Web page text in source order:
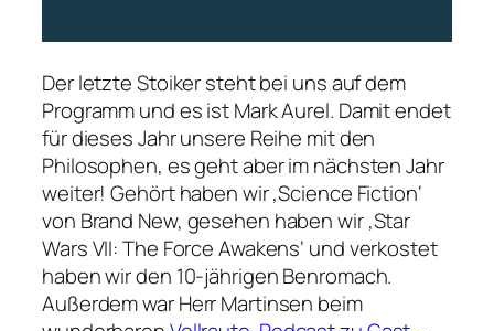
Der letzte Stoiker steht bei uns auf dem
Programm und es ist Mark Aurel. Damit endet
für dieses Jahr unsere Reihe mit den
Philosophen, es geht aber im nächsten Jahr
weiter! Gehört haben wir ‚Science Fiction‘
von Brand New, gesehen haben wir ‚Star
Wars VII: The Force Awakens‘ und verkostet
haben wir den 10-jährigen Benromach.
Außerdem war Herr Martinsen beim